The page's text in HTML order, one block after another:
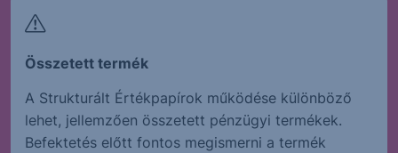
Összetett termék
A Strukturált Értékpapírok működése különböző
lehet, jellemzően összetett pénzügyi termékek.
Befektetés előtt fontos megismerni a termék